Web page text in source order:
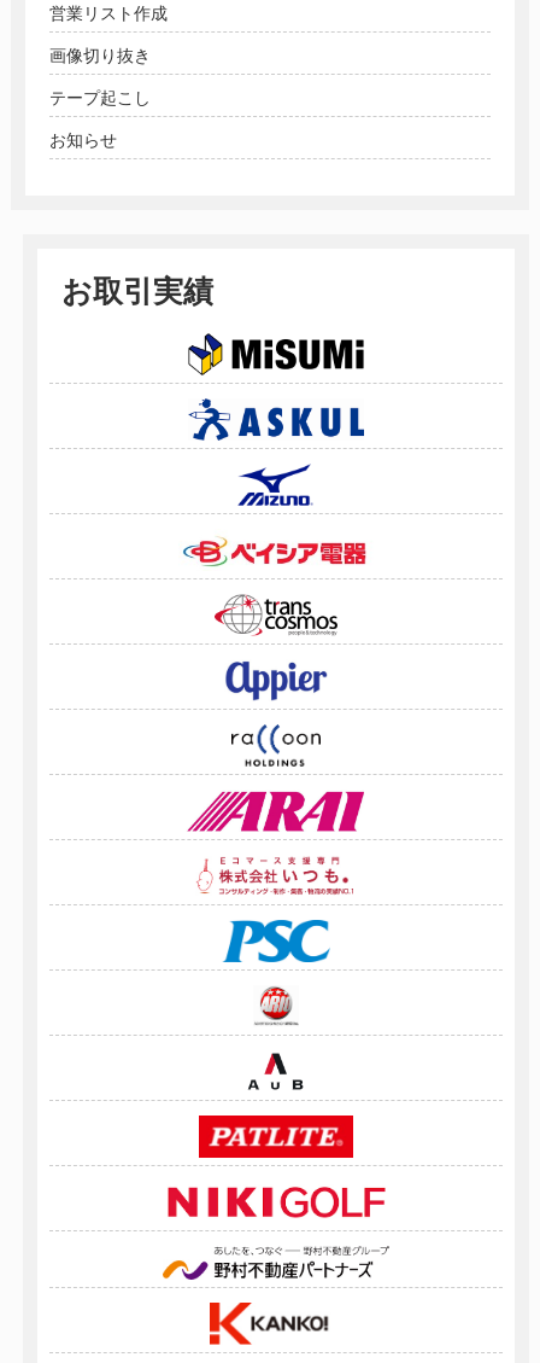
営業リスト作成
画像切り抜き
テープ起こし
お知らせ
お取引実績